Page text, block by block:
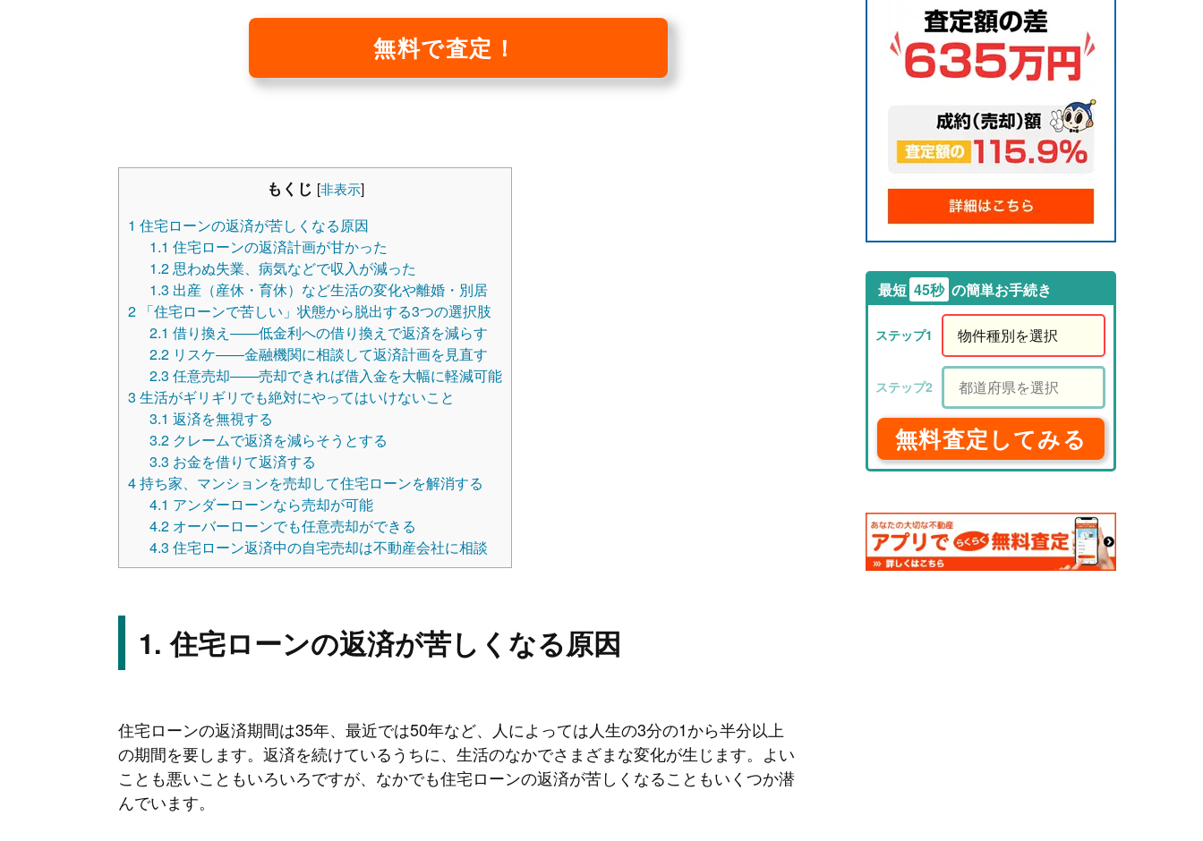
無料で査定！
もくじ [非表示]
1 住宅ローンの返済が苦しくなる原因
1.1 住宅ローンの返済計画が甘かった
1.2思わぬ失業、病気などで収入が減った
1.3 出産（産休・育休）など生活の変化や離婚・別居
2 「住宅ローンで苦しい」状態から脱出する3つの選択肢
2.1 借り換え――低金利への借り換えで返済を減らす
2.2 リスケ――金融機関に相談して返済計画を見直す
2.3 任意売却――売却できれば借入金を大幅に軽減可能
3 生活がギリギリでも絶対にやってはいけないこと
3.1 返済を無視する
3.2 クレームで返済を減らそうとする
3.3 お金を借りて返済する
4持ち家、マンションを売却して住宅ローンを解消する
4.1 アンダーローンなら売却が可能
4.2 オーバーローンでも任意売却ができる
4.3 住宅ローン返済中の自宅売却は不動産会社に相談
住宅ローンの返済が苦しくなる原因
住宅ローンの返済期間は35年、最近では50年など、人によっては人生の3分の1から半分以上
の期間を要します。返済を続けているうちに、生活のなかでさまざまな変化が生じます。よい
ことも悪いこともいろいろですが、なかでも住宅ローンの返済が苦しくなることもいくつか潜
んでいます。
最短 45秒 の簡単お手続き
無料査定してみる